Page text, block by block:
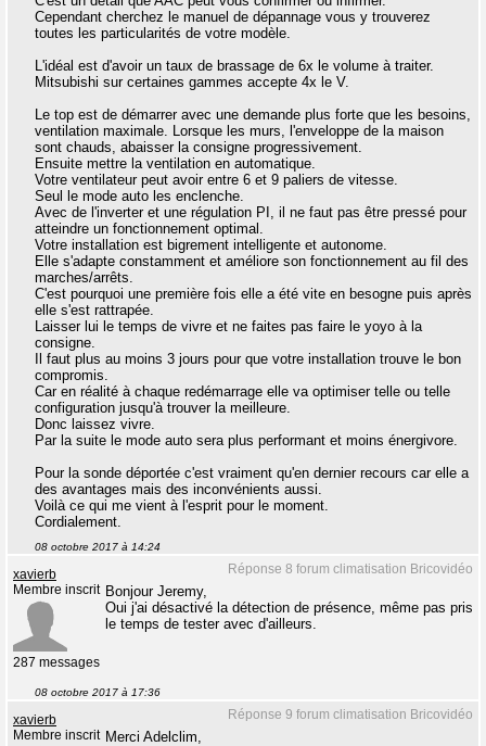
Cependant cherchez le manuel de dépannage vous y trouverez
toutes les particularités de votre modèle.
L'idéal est d'avoir un taux de brassage de 6x le volume à traiter.
Mitsubishi sur certaines gammes accepte 4x le V.
Le top est de démarrer avec une demande plus forte que les besoins,
ventilation maximale. Lorsque les murs, l'enveloppe de la maison
sont chauds, abaisser la consigne progressivement.
Ensuite mettre la ventilation en automatique.
Votre ventilateur peut avoir entre 6 et 9 paliers de vitesse.
Seul le mode auto les enclenche.
Avec de l'inverter et une régulation PI, il ne faut pas être pressé pour
atteindre un fonctionnement optimal.
Votre installation est bigrement intelligente et autonome.
Elle s'adapte constamment et améliore son fonctionnement au fil des
marches/arrêts.
C'est pourquoi une première fois elle a été vite en besogne puis après
elle s'est rattrapée.
Laisser lui le temps de vivre et ne faites pas faire le yoyo à la
consigne.
Il faut plus au moins 3 jours pour que votre installation trouve le bon
compromis.
Car en réalité à chaque redémarrage elle va optimiser telle ou telle
configuration jusqu'à trouver la meilleure.
Donc laissez vivre.
Par la suite le mode auto sera plus performant et moins énergivore.
Pour la sonde déportée c'est vraiment qu'en dernier recours car elle a
des avantages mais des inconvénients aussi.
Voilà ce qui me vient à l'esprit pour le moment.
Cordialement.
08 octobre 2017 à 14:24
Réponse 8 forum climatisation Bricovidéo
xavierb
Membre inscrit
287 messages
Bonjour Jeremy,
Oui j'ai désactivé la détection de présence, même pas pris
le temps de tester avec d'ailleurs.
08 octobre 2017 à 17:36
Réponse 9 forum climatisation Bricovidéo
xavierb
Membre inscrit Merci Adelclim,